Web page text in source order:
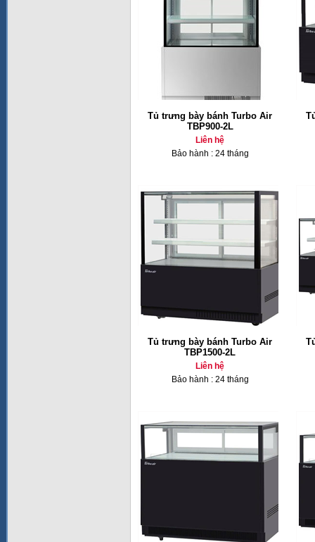
Tủ trưng bày bánh Turbo Air
TBP900-2L
Liên hệ
Bảo hành : 24 tháng
Tủ trưng bày bánh Turbo Air
TBP1500-2L
Liên hệ
Bảo hành : 24 tháng